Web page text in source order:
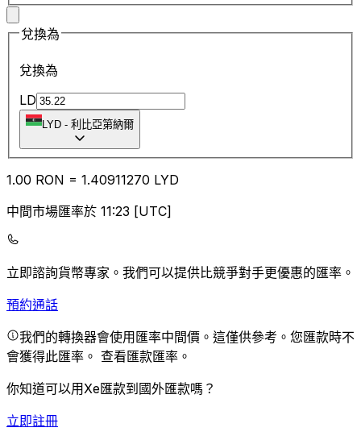
兌換為
兌換為
LD
LYD - 利比亞第納爾
1.00 RON = 1.40911270 LYD
中間市場匯率於 11:23 [UTC]
立即諮詢貨幣專家。 我們可以提供比競爭對手更優惠的匯率。
預約通話
我們的轉換器會使用匯率中間價。這僅供參考。您匯款時不
會獲得此匯率。 查看匯款匯率。
你知道可以用Xe匯款到國外匯款嗎？
立即註冊